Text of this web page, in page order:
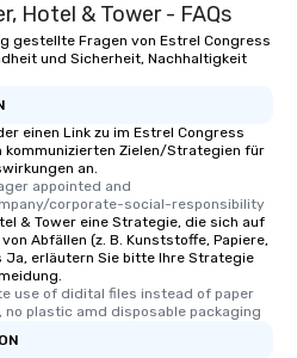
Hotel & Tower - FAQs
gestellte Fragen von Estrel Congress
und Sicherheit, Nachhaltigkeit
einen Link zu im Estrel Congress
kommunizierten Zielen/Strategien für
an.
appointed and
corporate-social-responsibility
& Tower eine Strategie, die sich auf
Abfällen (z. B. Kunststoffe, Papiere,
Ja, erläutern Sie bitte Ihre Strategie
use of didital files instead of paper
plastic amd disposable packaging